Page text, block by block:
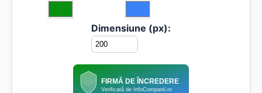
Dimensiune (px):
FIRMĂ DE ÎNCREDERE
Verificată de InfoCompanii.ro